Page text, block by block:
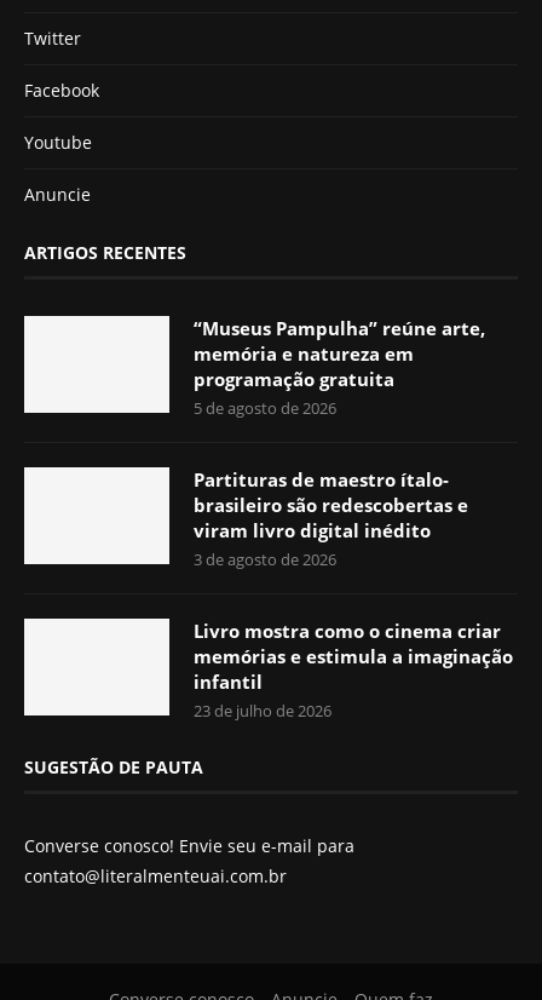
Twitter
Facebook
Youtube
Anuncie
ARTIGOS RECENTES
“Museus Pampulha” reúne arte,
memória e natureza em
programação gratuita
5 de agosto de 2026
Partituras de maestro ítalo-
brasileiro são redescobertas e
viram livro digital inédito
3 de agosto de 2026
Livro mostra como o cinema criar
memórias e estimula a imaginação
infantil
23 de julho de 2026
SUGESTÃO DE PAUTA
Converse conosco! Envie seu e-mail para
contato@literalmenteuai.com.br